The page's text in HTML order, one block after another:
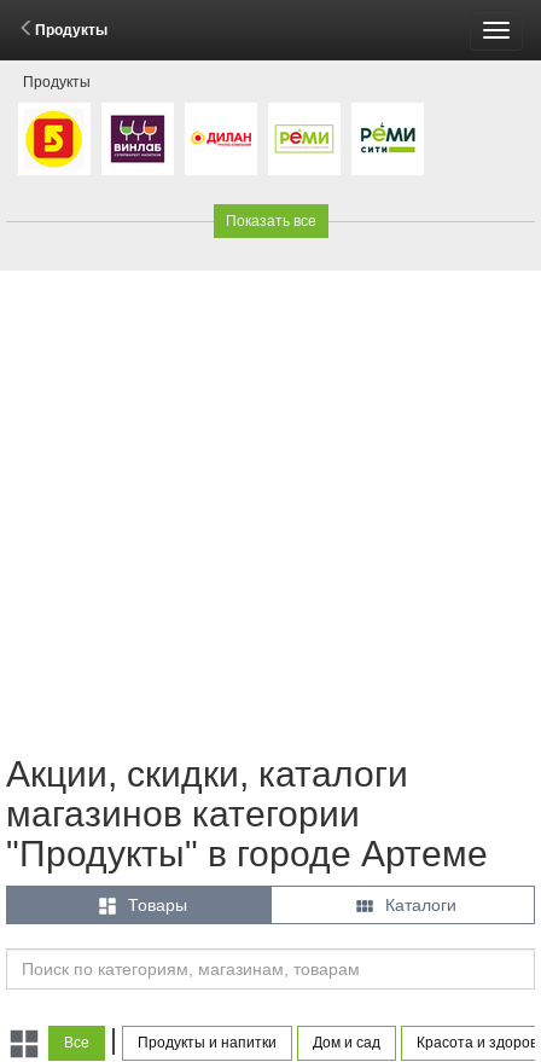
Продукты
Продукты
Показать все
Акции, скидки, каталоги
магазинов категории
"Продукты" в городе Артеме
 Товары  Каталоги
Все Продукты и напитки Дом и сад Красота и